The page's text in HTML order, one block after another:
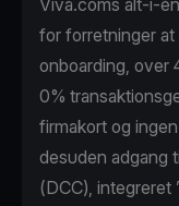
Viva.coms alt-i-
for forretninger at
onboarding, over
0%
firmakort og
desuden adgang
(DCC), integreret